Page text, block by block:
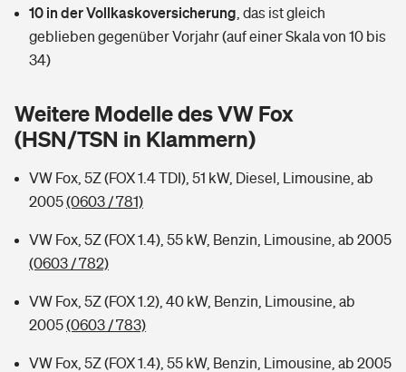
Tools
Hochwasser-Check: Wie gefährdet ist Ihr Haus?
Sie haben Fragen?
Handyversicherung
Private Cyberversicherung
Zur Übersicht
Tools
Kinderunfall-Check: Mehr Sicherheit für deine Kids
Wer versichert was: Jetzt Versicherer finden
Rentenrechner: Wie viel Geld bekomme ich im Alter?
10 in der Vollkaskoversicherung das ist gleich
geblieben gegenüber Vorjahr (auf einer Skala von 10 bis
34)
Weitere Modelle des VW Fox
(HSN/TSN in Klammern)
VW Fox, 5Z (FOX 1.4 TDI), 51 kW, Diesel, Limousine, ab
2005(0603 / 781)
VW Fox, 5Z (FOX 1.4), 55 kW, Benzin, Limousine, ab 2005
(0603 / 782)
VW Fox, 5Z (FOX 1.2), 40 kW, Benzin, Limousine, ab
2005(0603 / 783)
VW Fox, 5Z (FOX 1.4), 55 kW, Benzin, Limousine, ab 2005